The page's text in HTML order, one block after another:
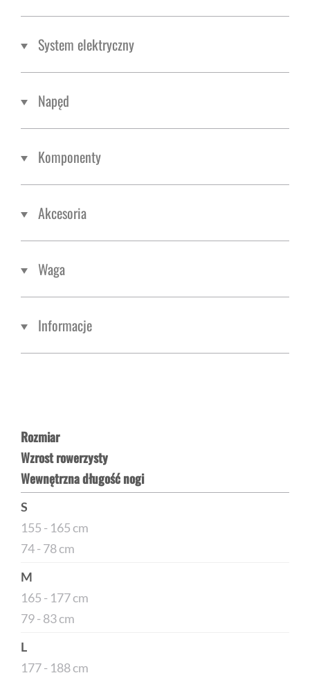
System elektryczny
Napęd
Komponenty
Akcesoria
Waga
Informacje
Rozmiar
Wzrost rowerzysty
Wewnętrzna długość nogi
S
155 - 165 cm
74 - 78 cm
M
165 - 177 cm
79 - 83 cm
L
177 - 188 cm